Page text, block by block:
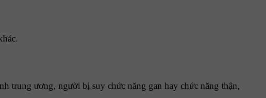
trung ương, người bị suy chức năng gan hay chức năng thận,